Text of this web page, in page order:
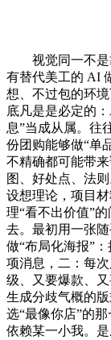
视觉同一不是
有替代美工的 AI
想、不过包的环
底凡是是必定的
息”当成从属。往
份团购能够做“单
不精确都可能带
图、好处点、法
设想理论，项目
理“看不出价值”
去。最初用一张
做“布局化海报”
项消息，二：每
级、又要爆款、
生成分歧气概的
选“最像你店”的
依赖某一小我。